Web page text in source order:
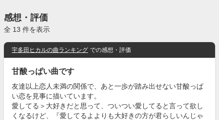
感想・評価
全 13 件を表示
宇多田ヒカルの曲ランキング での感想・評価
甘酸っぱい曲です
友達以上恋人未満の関係で、あと一歩が踏み出せない甘酸っぱ
い恋を見事に描いています。
愛してる＞大好きだと思って、ついつい愛してると言って欲し
くなるけど、『愛してるよよりも大好きの方が君らしいんじゃ